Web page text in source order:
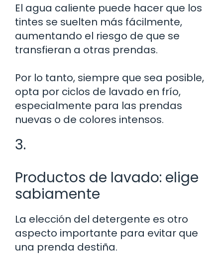
El agua caliente puede hacer que los
tintes se suelten más fácilmente,
aumentando el riesgo de que se
transfieran a otras prendas.
Por lo tanto, siempre que sea posible,
opta por ciclos de lavado en frío,
especialmente para las prendas
nuevas o de colores intensos.
3.
Productos de lavado: elige
sabiamente
La elección del detergente es otro
aspecto importante para evitar que
una prenda destiña.